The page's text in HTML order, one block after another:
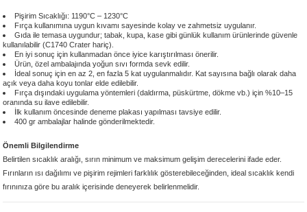
1305 °C
°C
- 1222 °C
- 1046 °C
°C
1046 °C
Pişirim Sıcaklığı: 1190°C – 1230°C
Fırça kullanımına uygun kıvamı sayesinde kolay ve zahmetsiz uygulanır.
Gıda ile temasa uygundur; tabak, kupa, kase gibi günlük kullanım ürünlerinde güvenle
kullanılabilir (C1740 Crater hariç).
En iyi sonuç için kullanmadan önce iyice karıştırılması önerilir.
Ürün, özel ambalajında yoğun sıvı formda sevk edilir.
İdeal sonuç için en az 2, en fazla 5 kat uygulanmalıdır. Kat sayısına bağlı olarak daha
açık veya daha koyu tonlar elde edilebilir.
Fırça dışındaki uygulama yöntemleri (daldırma, püskürtme, dökme vb.) için %10–15
oranında su ilave edilebilir.
İlk kullanım öncesinde deneme plakası yapılması tavsiye edilir.
400 gr ambalajlar halinde gönderilmektedir.
Önemli Bilgilendirme
Belirtilen sıcaklık aralığı, sırın minimum ve maksimum gelişim derecelerini ifade eder.
Fırınların ısı dağılımı ve pişirim rejimleri farklılık gösterebileceğinden, ideal sıcaklık kendi
fırınınıza göre bu aralık içerisinde deneyerek belirlenmelidir.